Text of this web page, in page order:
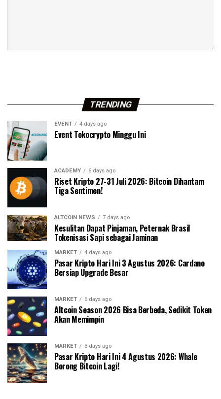
TRENDING
EVENT 4 days ago
Event Tokocrypto Minggu Ini
ACADEMY 6 days ago
Riset Kripto 27-31 Juli 2026: Bitcoin Dihantam
Tiga Sentimen!
ALTCOIN NEWS 7 days ago
Kesulitan Dapat Pinjaman, Peternak Brasil
Tokenisasi Sapi sebagai Jaminan
MARKET 4 days ago
Pasar Kripto Hari Ini 3 Agustus 2026: Cardano
Bersiap Upgrade Besar
MARKET 6 days ago
Altcoin Season 2026 Bisa Berbeda, Sedikit Token
Akan Memimpin
MARKET 3 days ago
Pasar Kripto Hari Ini 4 Agustus 2026: Whale
Borong Bitcoin Lagi!